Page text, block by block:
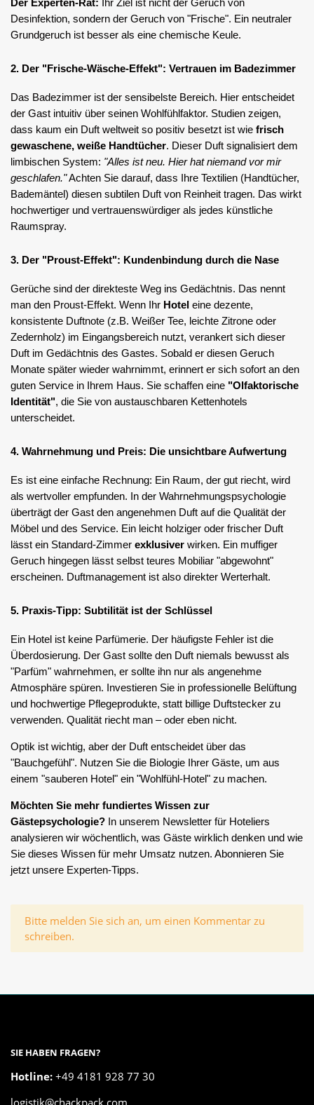
Der Experten-Rat: Ihr Ziel ist nicht der Geruch von
Desinfektion, sondern der Geruch von "Frische". Ein neutraler
Grundgeruch ist besser als eine chemische Keule.
2. Der "Frische-Wäsche-Effekt": Vertrauen im Badezimmer
Das Badezimmer ist der sensibelste Bereich. Hier entscheidet
der Gast intuitiv über seinen Wohlfühlfaktor. Studien zeigen,
dass kaum ein Duft weltweit so positiv besetzt ist wie frisch
gewaschene, weiße Handtücher. Dieser Duft signalisiert dem
limbischen System: "Alles ist neu. Hier hat niemand vor mir
geschlafen."Achten Sie darauf, dass Ihre Textilien (Handtücher,
Bademäntel) diesen subtilen Duft von Reinheit tragen. Das wirkt
hochwertiger und vertrauenswürdiger als jedes künstliche
Raumspray.
3. Der "Proust-Effekt": Kundenbindung durch die Nase
Gerüche sind der direkteste Weg ins Gedächtnis. Das nennt
man den Proust-Effekt. Wenn Ihr Hotel eine dezente,
konsistente Duftnote (z.B. Weißer Tee, leichte Zitrone oder
Zedernholz) im Eingangsbereich nutzt, verankert sich dieser
Duft im Gedächtnis des Gastes. Sobald er diesen Geruch
Monate später wieder wahrnimmt, erinnert er sich sofort an den
guten Service in Ihrem Haus. Sie schaffen eine "Olfaktorische
Identität", die Sie von austauschbaren Kettenhotels
unterscheidet.
4. Wahrnehmung und Preis: Die unsichtbare Aufwertung
Es ist eine einfache Rechnung: Ein Raum, der gut riecht, wird
als wertvoller empfunden. In der Wahrnehmungspsychologie
überträgt der Gast den angenehmen Duft auf die Qualität der
Möbel und des Service. Ein leicht holziger oder frischer Duft
lässt ein Standard-Zimmer exklusiver wirken. Ein muffiger
Geruch hingegen lässt selbst teures Mobiliar "abgewohnt"
erscheinen. Duftmanagement ist also direkter Werterhalt.
5. Praxis-Tipp: Subtilität ist der Schlüssel
Ein Hotel ist keine Parfümerie. Der häufigste Fehler ist die
Überdosierung. Der Gast sollte den Duft niemals bewusst als
"Parfüm" wahrnehmen, er sollte ihn nur als angenehme
Atmosphäre spüren. Investieren Sie in professionelle Belüftung
und hochwertige Pflegeprodukte, statt billige Duftstecker zu
verwenden. Qualität riecht man – oder eben nicht.
Optik ist wichtig, aber der Duft entscheidet über das
"Bauchgefühl". Nutzen Sie die Biologie Ihrer Gäste, um aus
einem "sauberen Hotel" ein "Wohlfühl-Hotel" zu machen.
Möchten Sie mehr fundiertes Wissen zur
Gästepsychologie? In unserem Newsletter für Hoteliers
analysieren wir wöchentlich, was Gäste wirklich denken und wie
Sie dieses Wissen für mehr Umsatz nutzen. Abonnieren Sie
jetzt unsere Experten-Tipps.
x
Bitte melden Sie sich an, um einen Kommentar zu
schreiben.
SIE HABEN FRAGEN?
Hotline: +49 4181 928 77 30